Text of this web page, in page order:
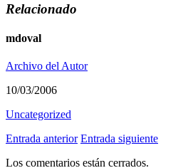
Relacionado
mdoval
Archivo del Autor
10/03/2006
Uncategorized
Entrada anterior Entrada siguiente
Los comentarios están cerrados.